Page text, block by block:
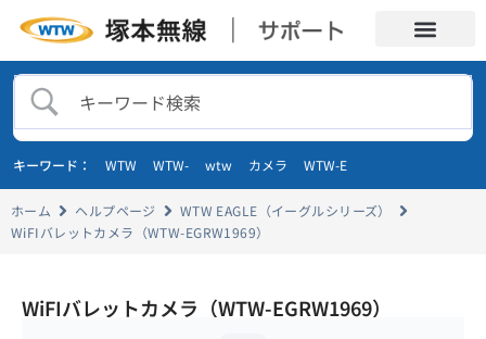
キーワード： WTW WTW- wtw カメラ WTW-E
ホーム ヘルプページ
WTW EAGLE（イーグルシリーズ）
WiFIバレットカメラ（WTW-EGRW1969）
WiFIバレットカメラ（WTW-EGRW1969）